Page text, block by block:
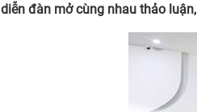
diễn đàn mở cùng nhau thảo